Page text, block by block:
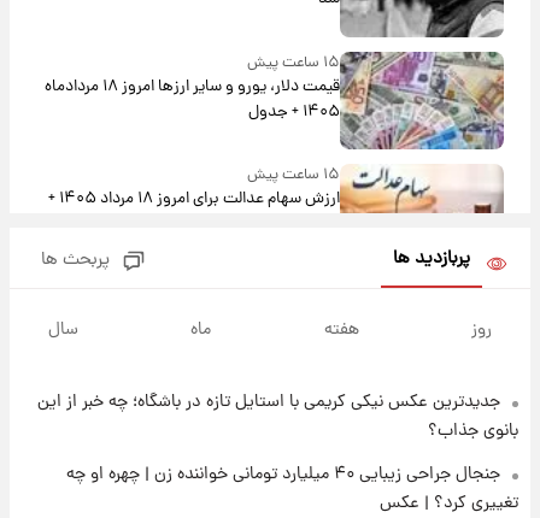
۱۵ ساعت پیش
قیمت دلار، یورو و سایر ارزها امروز ۱۸ مردادماه
۱۴۰۵ + جدول
۱۵ ساعت پیش
ارزش سهام عدالت برای امروز ۱۸ مرداد ۱۴۰۵ +
دل صحرا + عکس
۱۷ ساعت پیش
پربازدید ها پربحث ها
روز هفته ماه سال
جدیدترین عکس نیکی کریمی با استایل تازه در باشگاه؛ چه خبر از این
بانوی جذاب؟
جنجال جراحی زیبایی ۴۰ میلیارد تومانی خواننده زن | چهره او چه
تغییری کرد؟ | عکس